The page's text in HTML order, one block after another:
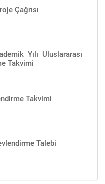
Çağrısı
Yılı Uluslararası
Takvimi
Takvimi
Talebi